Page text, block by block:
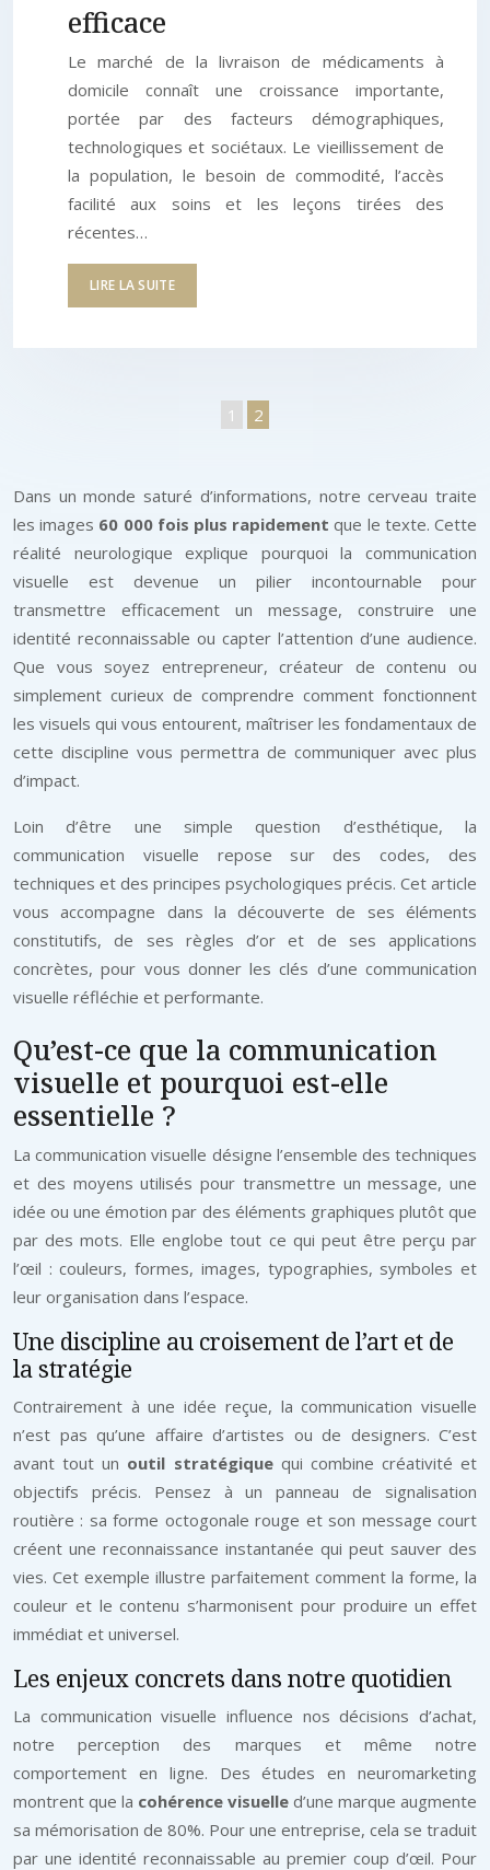
efficace
Le marché de la livraison de médicaments à
domicile connaît une croissance importante,
portée par des facteurs démographiques,
technologiques et sociétaux. Le vieillissement de
la population, le besoin de commodité, l’accès
facilité aux soins et les leçons tirées des
récentes…
LIRE LA SUITE
1 2
Dans un monde saturé d’informations, notre cerveau traite
les images 60 000 fois plus rapidement que le texte. Cette
réalité neurologique explique pourquoi la communication
visuelle est devenue un pilier incontournable pour
transmettre efficacement un message, construire une
identité reconnaissable ou capter l’attention d’une audience.
Que vous soyez entrepreneur, créateur de contenu ou
simplement curieux de comprendre comment fonctionnent
les visuels qui vous entourent, maîtriser les fondamentaux de
cette discipline vous permettra de communiquer avec plus
d’impact.
Loin d’être une simple question d’esthétique, la
communication visuelle repose sur des codes, des
techniques et des principes psychologiques précis. Cet article
vous accompagne dans la découverte de ses éléments
constitutifs, de ses règles d’or et de ses applications
concrètes, pour vous donner les clés d’une communication
visuelle réfléchie et performante.
Qu’est-ce que la communication
visuelle et pourquoi est-elle
essentielle ?
La communication visuelle désigne l’ensemble des techniques
et des moyens utilisés pour transmettre un message, une
idée ou une émotion par des éléments graphiques plutôt que
par des mots. Elle englobe tout ce qui peut être perçu par
l’œil : couleurs, formes, images, typographies, symboles et
leur organisation dans l’espace.
Une discipline au croisement de l’art et de
la stratégie
Contrairement à une idée reçue, la communication visuelle
n’est pas qu’une affaire d’artistes ou de designers. C’est
avant tout un outil stratégiquequi combine créativité et
objectifs précis. Pensez à un panneau de signalisation
routière : sa forme octogonale rouge et son message court
créent une reconnaissance instantanée qui peut sauver des
vies. Cet exemple illustre parfaitement comment la forme, la
couleur et le contenu s’harmonisent pour produire un effet
immédiat et universel.
Les enjeux concrets dans notre quotidien
La communication visuelle influence nos décisions d’achat,
notre perception des marques et même notre
comportement en ligne. Des études en neuromarketing
montrent que la cohérence visuelle d’une marque augmente
sa mémorisation de 80%. Pour une entreprise, cela se traduit
par une identité reconnaissable au premier coup d’œil. Pour